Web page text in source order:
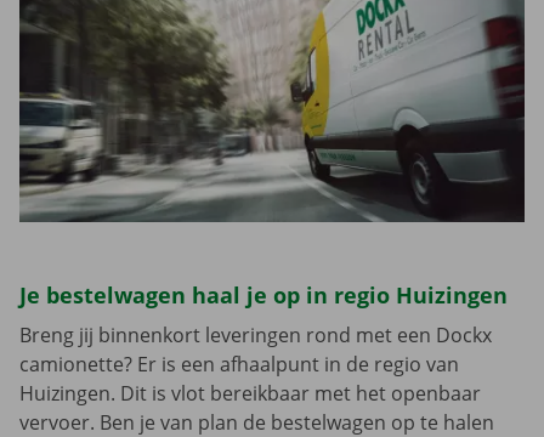
Je bestelwagen haal je op in regio Huizingen
Breng jij binnenkort leveringen rond met een Dockx
camionette? Er is een afhaalpunt in de regio van
Huizingen. Dit is vlot bereikbaar met het openbaar
vervoer. Ben je van plan de bestelwagen op te halen